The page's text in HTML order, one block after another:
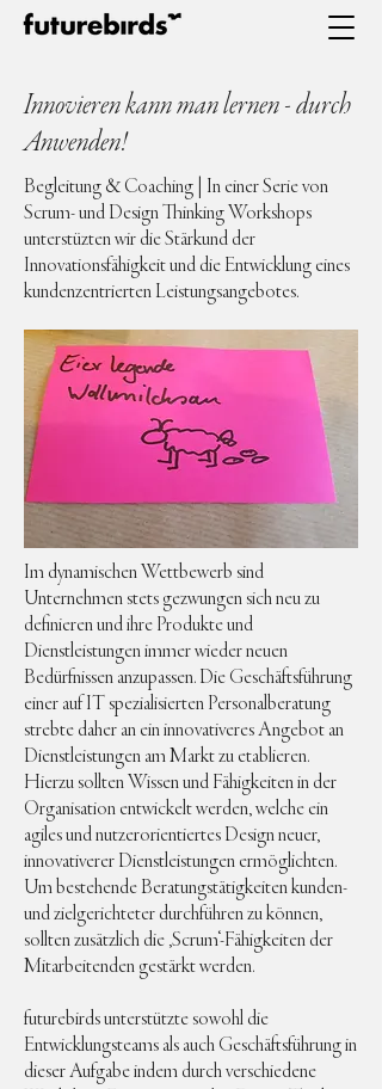
Innovieren kann man lernen - durch
Anwenden!
Begleitung & Coaching | In einer Serie von
Scrum- und Design Thinking Workshops
unterstüzten wir die Stärkund der
Innovationsfähigkeit und die Entwicklung eines
kundenzentrierten Leistungsangebotes.
Im dynamischen Wettbewerb sind
Unternehmen stets gezwungen sich neu zu
definieren und ihre Produkte und
Dienstleistungen immer wieder neuen
Bedürfnissen anzupassen. Die Geschäftsführung
einer auf IT spezialisierten Personalberatung
strebte daher an ein innovativeres Angebot an
Dienstleistungen am Markt zu etablieren.
Hierzu sollten Wissen und Fähigkeiten in der
Organisation entwickelt werden, welche ein
agiles und nutzerorientiertes Design neuer,
innovativerer Dienstleistungen ermöglichten.
Um bestehende Beratungstätigkeiten kunden-
und zielgerichteter durchführen zu können,
sollten zusätzlich die ‚Scrum‘-Fähigkeiten der
Mitarbeitenden gestärkt werden.
futurebirds unterstützte sowohl die
Entwicklungsteams als auch Geschäftsführung in
dieser Aufgabe indem durch verschiedene